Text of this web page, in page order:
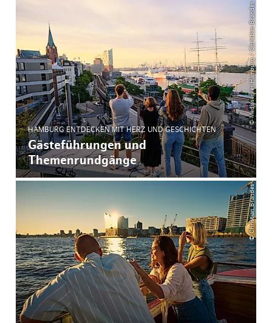
© Mediaserver Hamburg / Christian Brandes
HAMBURG ENTDECKEN MIT HERZ UND GESCHICHTEN
Gästeführungen und
Themenrundgänge
© Christian Brandes